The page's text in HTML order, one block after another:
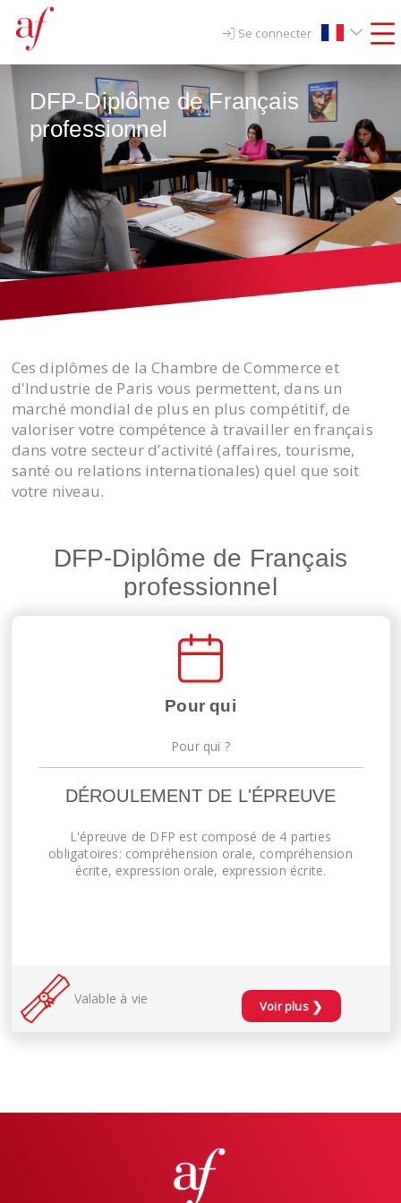
Se connecter
DFP-Diplôme de Français
professionnel
Ces diplômes de la Chambre de Commerce et
d'Industrie de Paris vous permettent, dans un
marché mondial de plus en plus compétitif, de
valoriser votre compétence à travailler en français
dans votre secteur d’activité (affaires, tourisme,
santé ou relations internationales) quel que soit
votre niveau.
DFP-Diplôme de Français
professionnel
Pour qui
Pour qui ?
DÉROULEMENT DE L'ÉPREUVE
L'épreuve de DFP est composé de 4 parties
obligatoires: compréhension orale, compréhension
écrite, expression orale, expression écrite.
Valable à vie Voir plus ❯